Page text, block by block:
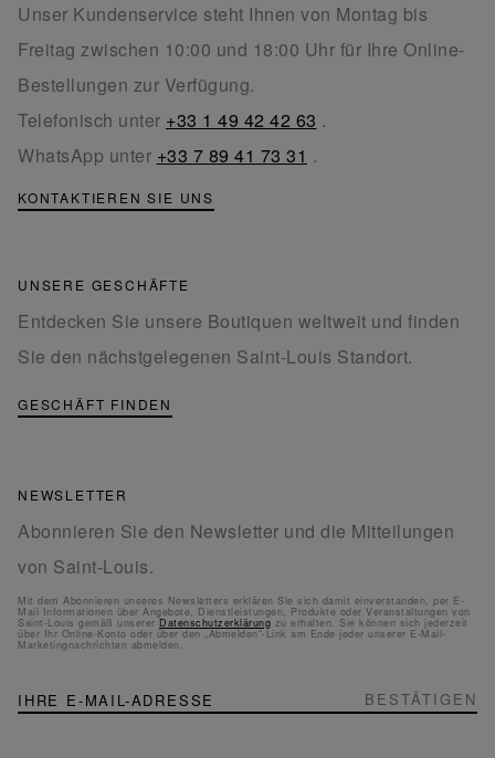
Unser Kundenservice steht Ihnen von Montag bis
Freitag zwischen 10:00 und 18:00 Uhr für Ihre Online-
Bestellungen zur Verfügung.
Telefonisch unter +33 1 49 42 42 63 .
WhatsApp unter +33 7 89 41 73 31 .
KONTAKTIEREN SIE UNS
UNSERE GESCHÄFTE
Entdecken Sie unsere Boutiquen weltweit und finden
Sie den nächstgelegenen Saint-Louis Standort.
GESCHÄFT FINDEN
NEWSLETTER
Abonnieren Sie den Newsletter und die Mitteilungen
von Saint-Louis.
Mit dem Abonnieren unseres Newsletters erklären Sie sich damit einverstanden, per E-
Mail Informationen über Angebote, Dienstleistungen, Produkte oder Veranstaltungen von
Saint-Louis gemäß unserer Datenschutzerklärung zu erhalten. Sie können sich jederzeit
über Ihr Online-Konto oder über den „Abmelden“-Link am Ende jeder unserer E-Mail-
Marketingnachrichten abmelden.
NEWSLETTER
Melden
Sie
BESTÄTIGEN